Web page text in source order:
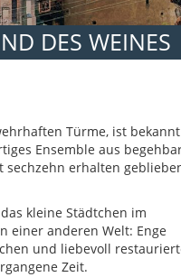
DES WEINES
Türme, ist
Ensemble aus
erhalten
kleine Städtchen im
einer anderen Welt: Enge
und liebevoll
Zeit.